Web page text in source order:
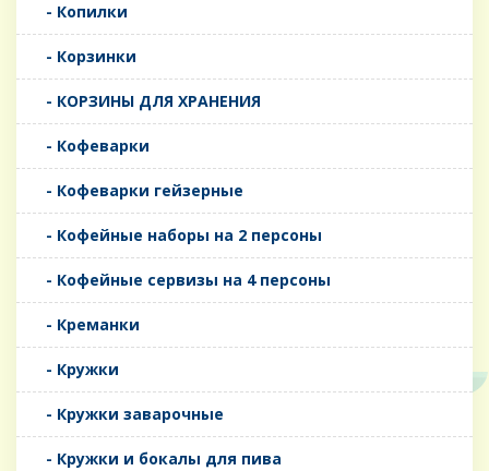
- Копилки
- Корзинки
- КОРЗИНЫ ДЛЯ ХРАНЕНИЯ
- Кофеварки
- Кофеварки гейзерные
- Кофейные наборы на 2 персоны
- Кофейные сервизы на 4 персоны
- Креманки
- Кружки
- Кружки заварочные
- Кружки и бокалы для пива